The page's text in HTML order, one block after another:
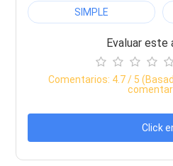
SIMPLE
Evaluar este
Comentarios: 4.7/ 5
Click